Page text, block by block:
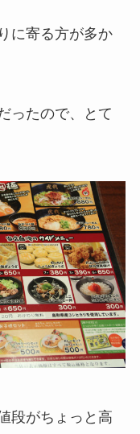
に寄る方が多か
ったので、とて
段がちょっと高